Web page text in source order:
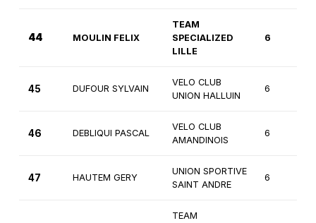
44 MOULIN FELIX
TEAM
SPECIALIZED
LILLE
6
45 DUFOUR SYLVAIN
VELO CLUB
UNION HALLUIN
6
46 DEBLIQUI PASCAL
VELO CLUB
AMANDINOIS
6
47 HAUTEM GERY
UNION SPORTIVE
SAINT ANDRE
6
TEAM